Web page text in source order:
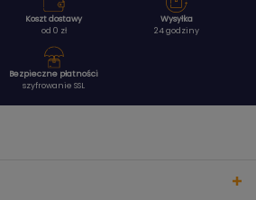
Koszt dostawy
od 0 zł
Wysyłka
24 godziny
Bezpieczne płatności
szyfrowanie SSL